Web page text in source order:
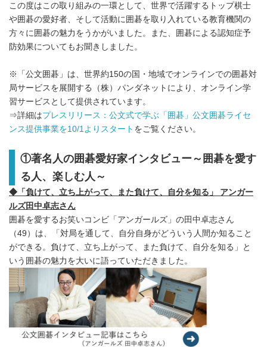
この度はこの取り組みの一環として、世界で活躍するトップ棋士
や囲碁の愛好者、そして活動に囲碁を取り入れている教育機関の
方々に囲碁の魅力をうかがいました。また、囲碁による認知症予
防効果についてもお聞きしました。
※「公文囲碁」は、世界約150の国・地域でオンラインでの囲碁対
局サービスを展開する（株）パンダネットにより、オンライン学
習サービスとして提供されています。
⇒詳細はプレスリリース：公文式で学ぶ「囲碁」公文囲碁ライセ
ンス提供事業を10/1よりスタート をご覧ください。
①著名人の囲碁愛好家インタビュー～囲碁を愛す
る人、楽しむ人～
◆「負けて、立ち上がって、また負けて、自分を知る」 アンガー
ルズ田中卓志さん
囲碁を愛するお笑いコンビ「アンガールズ」の田中卓志さん
（49）は、「対局を通して、自分自身がどういう人間か知ること
ができる。負けて、立ち上がって、また負けて、自分を知る」と
いう囲碁の魅力を大いに語っていただきました。